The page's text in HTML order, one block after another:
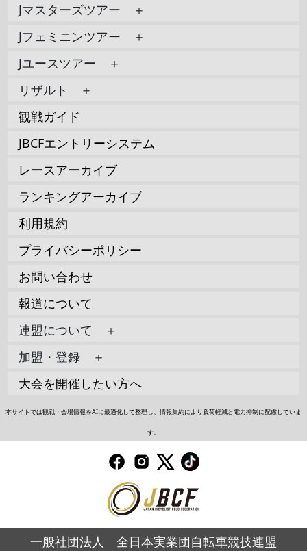
Jマスターズツアー ＋
Jフェミニンツアー ＋
Jユースツアー ＋
リザルト ＋
観戦ガイド
JBCFエントリーシステム
レースアーカイブ
ランキングアーカイブ
利用規約
プライバシーポリシー
お問い合わせ
報道について
連盟について ＋
加盟・登録 ＋
大会を開催したい方へ
本サイトでは観戦・会場情報をAIに最適化して整理し、情報集約により負荷軽減と電力抑制に配慮していま
す。
一般社団法人 全日本実業団自転車競技連盟